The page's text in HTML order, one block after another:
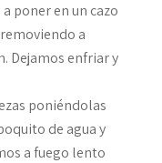
poner en un cazo
a
Dejamos enfriar y
poniéndolas
de agua y
a fuego lento